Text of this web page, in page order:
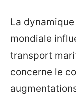
La
mondiale
transport
concerne le